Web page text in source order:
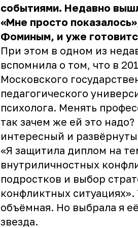
событиями. Недавно
«Мне просто
Фоминым, и уже
При этом в одном из
вспомнила о том, что в
Московского
педагогического
психолога. Менять
так зачем же ей это
интересный и
«Я защитила диплом на
внутриличностных
подростков и выбор
конфликтных
объёмная. Но выбрала я
звезда.